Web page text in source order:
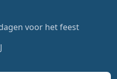
voor het feest